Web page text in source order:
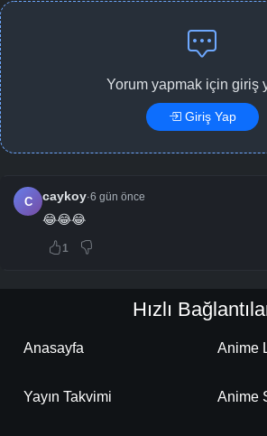
Yorum yapmak için giriş
Giriş Yap
C caykoy·6 gün önce
😂😂😂
1
Hızlı
Anasayfa Anime
Yayın Takvimi Anime